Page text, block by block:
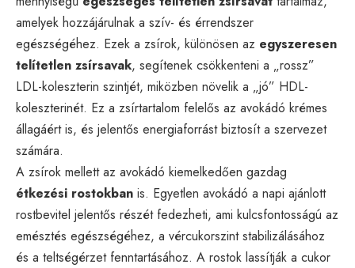
amelyek hozzájárulnak a szív- és érrendszer
egészségéhez. Ezek a zsírok, különösen az egyszeresen
telítetlen zsírsavak, segítenek csökkenteni a „rossz”
LDL-koleszterin szintjét, miközben növelik a „jó” HDL-
koleszterinét. Ez a zsírtartalom felelős az avokádó krémes
állagáért is, és jelentős energiaforrást biztosít a szervezet
számára.
A zsírok mellett az avokádó kiemelkedően gazdag
étkezési rostokban is. Egyetlen avokádó a napi ajánlott
rostbevitel jelentős részét fedezheti, ami kulcsfontosságú az
emésztés egészségéhez, a vércukorszint stabilizálásához
és a teltségérzet fenntartásához. A rostok lassítják a cukor